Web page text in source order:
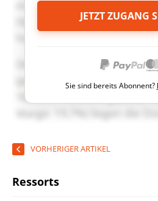
JETZT ZUGANG
Sie sind bereits Abonnent?
VORHERIGER ARTIKEL
Ressorts